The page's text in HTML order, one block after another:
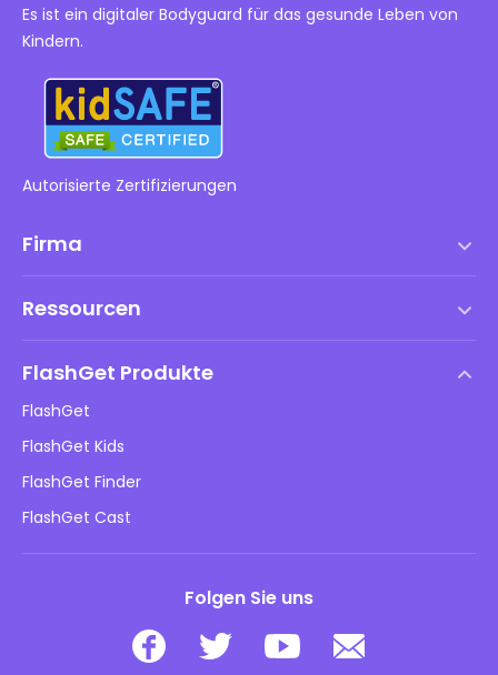
Es ist ein digitaler Bodyguard für das gesunde Leben von
Kindern.
Autorisierte Zertifizierungen
Firma
DMCA-Richtlinie
Datenschutzrichtlinie
Werberichtlinien
Verkaufen Sie nicht meine Informationen
Ressourcen
Online-Sicherheit für Kinder
Herunterladen
FlashGet Produkte
FlashGet
FlashGet Kids
FlashGet Finder
FlashGet Cast
Folgen Sie uns